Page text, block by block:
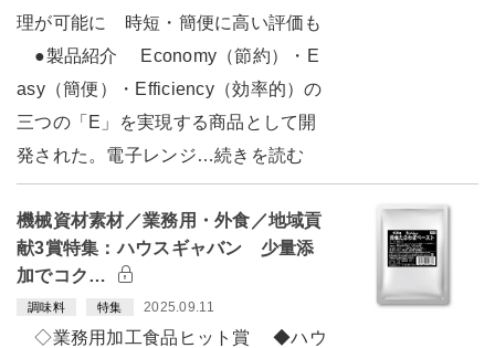
理が可能に 時短・簡便に高い評価も
●製品紹介 Economy（節約）・E
asy（簡便）・Efficiency（効率的）の
三つの「E」を実現する商品として開
発された。電子レンジ…続きを読む
機械資材素材／業務用・外食／地域貢
献3賞特集：ハウスギャバン 少量添
加でコク…
調味料 特集 2025.09.11
◇業務用加工食品ヒット賞 ◆ハウ